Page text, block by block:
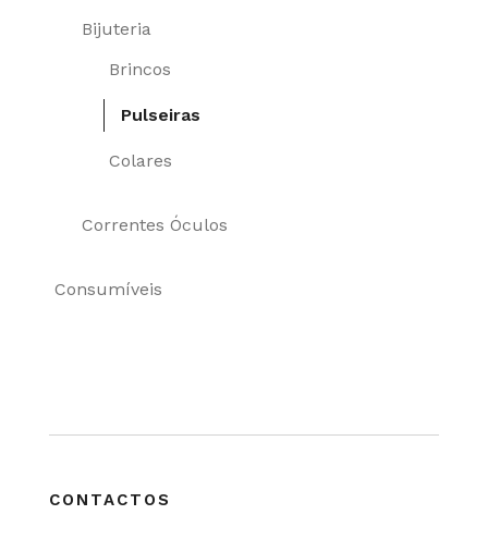
Bijuteria
Brincos
Pulseiras
Colares
Correntes Óculos
Consumíveis
CONTACTOS